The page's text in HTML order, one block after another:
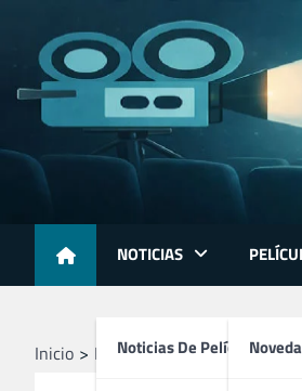
content
NOTICIAS
Noticias De Películas
Inicio Reportajes Qué Ver en